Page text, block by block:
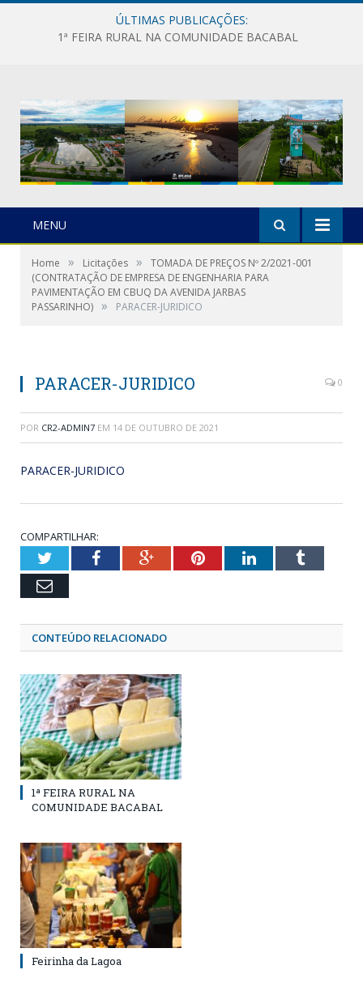
ÚLTIMAS PUBLICAÇÕES:
1ª FEIRA RURAL NA COMUNIDADE BACABAL
MENU
Home » Licitações »
TOMADA DE PREÇOS Nº 2/2021-001
(CONTRATAÇÃO DE EMPRESA DE ENGENHARIA PARA
PAVIMENTAÇÃO EM CBUQ DA AVENIDA JARBAS
PASSARINHO) » PARACER-JURIDICO
PARACER-JURIDICO 0
POR CR2-ADMIN7 EM 14 DE OUTUBRO DE 2021
PARACER-JURIDICO
COMPARTILHAR:
TwitterFacebookGoogle+PinterestLinkedInTumblr
Email
CONTEÚDO RELACIONADO
1ª FEIRA RURAL NA
COMUNIDADE BACABAL
Feirinha da Lagoa